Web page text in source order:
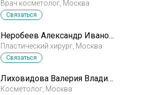
Врач косметолог, Москва
Связаться
Неробеев Александр Иванович
Пластический хирург, Москва
Связаться
Лиховидова Валерия Владимировна
Косметолог, Москва